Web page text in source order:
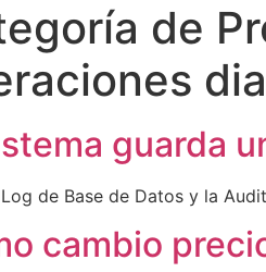
de
guarda
de Base de Datos y la
cambio